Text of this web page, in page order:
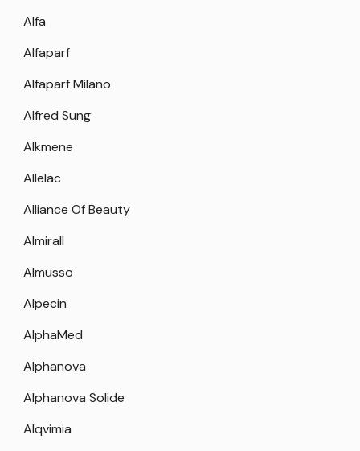
Alfa
Alfaparf
Alfaparf Milano
Alfred Sung
Alkmene
Allelac
Alliance Of Beauty
Almirall
Almusso
Alpecin
AlphaMed
Alphanova
Alphanova Solide
Alqvimia